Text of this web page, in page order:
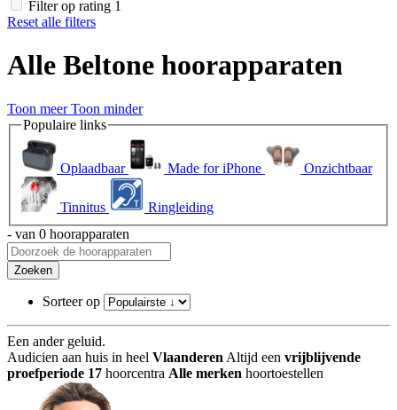
Filter op rating 1
Reset alle filters
Alle Beltone hoorapparaten
Toon meerToon minder
Populaire links
Oplaadbaar Made for iPhone Onzichtbaar
Tinnitus
Ringleiding
- van 0 hoorapparaten
Zoeken
Sorteer op
Een ander geluid.
Audicien aan huis in heel VlaanderenAltijd een vrijblijvende
proefperiode 17 hoorcentra Alle merken hoortoestellen